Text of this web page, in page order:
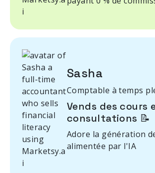
Sasha
Comptable à temps
Vends des cours
consultations 📝
Adore la génération
alimentée par l'IA